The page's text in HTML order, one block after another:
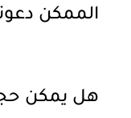
الممكن
هل يمكن